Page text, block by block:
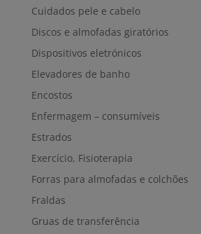
Cuidados pele e cabelo
Discos e almofadas giratórios
Dispositivos eletrónicos
Elevadores de banho
Encostos
Enfermagem – consumíveis
Estrados
Exercício, Fisioterapia
Forras para almofadas e colchões
Fraldas
Gruas de transferência